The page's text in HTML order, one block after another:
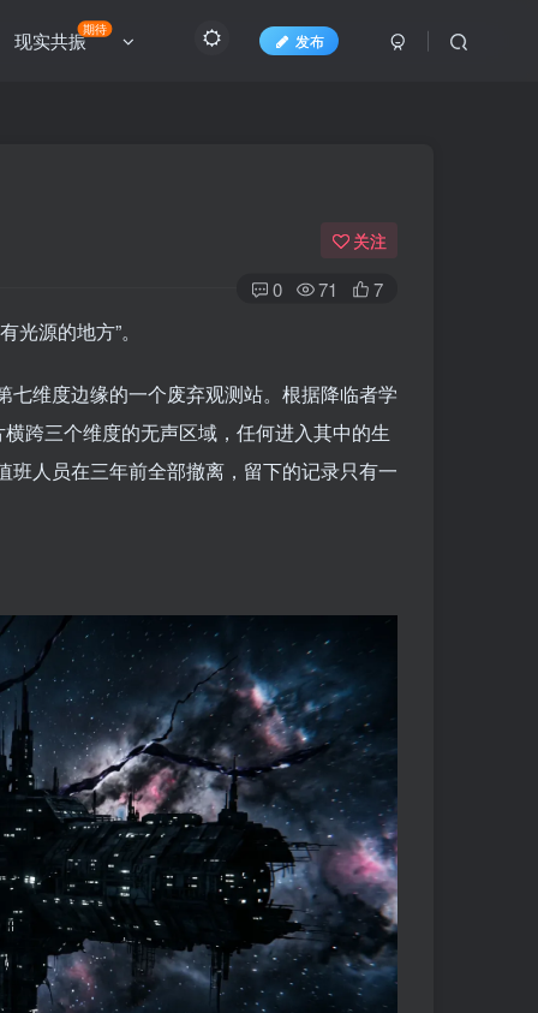
发布
现实共振期待
关注
0 71 7
源的地方”。
维度边缘的一个废弃观测站。根据降临者学
跨三个维度的无声区域，任何进入其中的生
人员在三年前全部撤离，留下的记录只有一